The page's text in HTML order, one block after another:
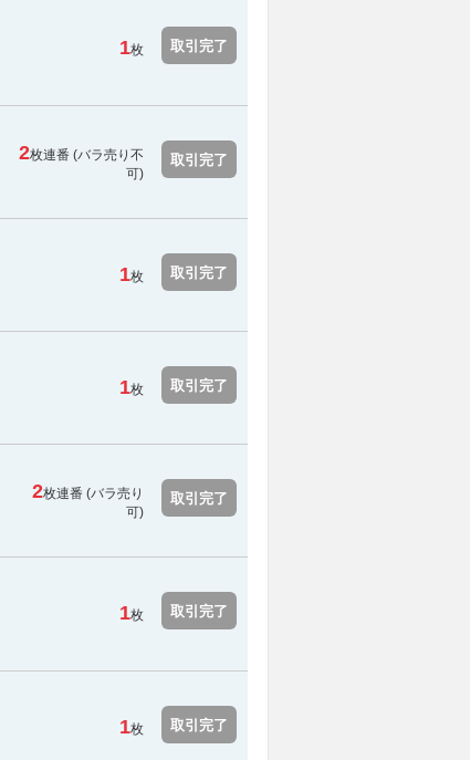
1枚 取引完了
2枚連番 (バラ売り不
可)
取引完了
1枚 取引完了
1枚 取引完了
2枚連番 (バラ売り
可)
取引完了
1枚 取引完了
1枚 取引完了